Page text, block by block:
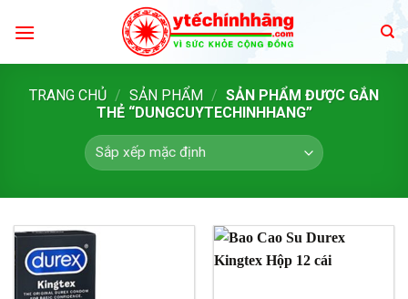
TRANG CHỦ / SẢN PHẨM / SẢN PHẨM ĐƯỢC GẮN
THẺ “DUNGCUYTECHINHHANG”